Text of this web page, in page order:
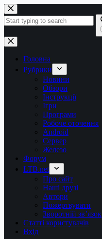
Перейти
до
вмісту
Немає
результатів
Головна
Рубрики
Новини
Обзори
Інструкції
Ігри
Програми
Робоче оточення
Android
Сервер
Железо
Форум
LTB.net
Про сайт
Наші друзі
Автори
Пожертвувати
Зворотній зв’язок
Статті користувачів
Вхід